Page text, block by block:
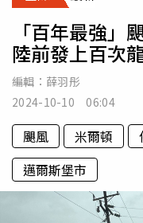
「百年最強」
陸前發上百次
編輯： 薛羽彤
2024-10-10 06:04
颶風 米爾頓
邁爾斯堡市